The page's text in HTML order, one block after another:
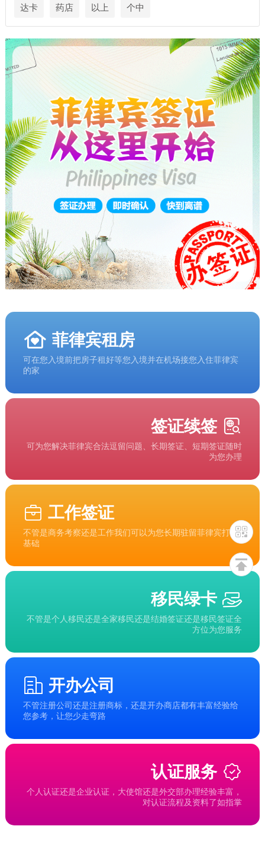
达卡 药店 以上 个中
菲律宾租房
可在您入境前把房子租好等您入境并在机场接您入住菲律宾
的家
签证续签
可为您解决菲律宾合法逗留问题、长期签证、短期签证随时
为您办理
工作签证
不管是商务考察还是工作我们可以为您长期驻留菲律宾打下
基础
移民绿卡
不管是个人移民还是全家移民还是结婚签证还是移民签证全
方位为您服务
开办公司
不管注册公司还是注册商标，还是开办商店都有丰富经验给
您参考，让您少走弯路
认证服务
个人认证还是企业认证，大使馆还是外交部办理经验丰富，
对认证流程及资料了如指掌